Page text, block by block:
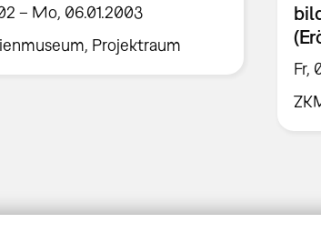
– Mo, 06.01.2003
Projektraum
Fr,